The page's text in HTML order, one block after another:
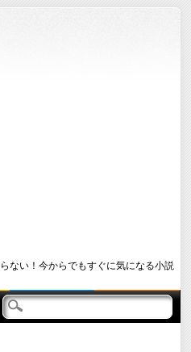
ない！今からでもすぐに気になる小説